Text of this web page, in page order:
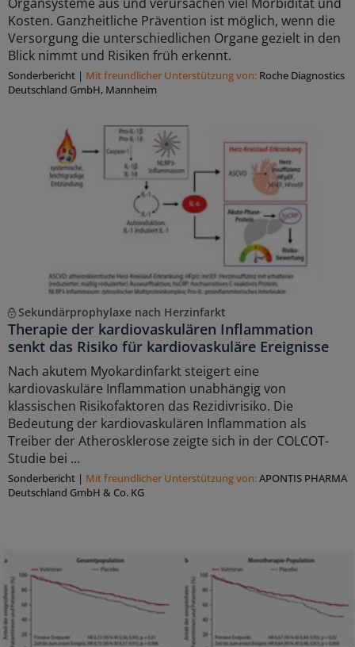
Organsysteme aus und verursachen viel Morbidität und
Kosten. Ganzheitliche Prävention ist möglich, wenn die
Versorgung die unterschiedlichen Organe gezielt in den
Blick nimmt und Risiken früh erkennt.
Sonderbericht | Mit freundlicher Unterstützung von: Roche Diagnostics
Deutschland GmbH, Mannheim
Sekundärprophylaxe nach Herzinfarkt
Therapie der kardiovaskulären Inflammation
senkt das Risiko für kardiovaskuläre Ereignisse
Nach akutem Myokardinfarkt steigert eine
kardiovaskuläre Inflammation unabhängig von
klassischen Risikofaktoren das Rezidivrisiko. Die
Bedeutung der kardiovaskulären Inflammation als
Treiber der Atherosklerose zeigte sich in der COLCOT-
Studie bei ...
Sonderbericht | Mit freundlicher Unterstützung von:APONTIS PHARMA
Deutschland GmbH & Co. KG